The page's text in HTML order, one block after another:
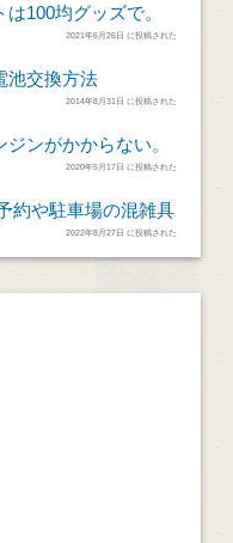
100均グッズで。
2021年6月26日 に投稿された
池交換方法
2014年8月31日 に投稿された
ンがかからない。
2020年5月17日 に投稿された
約や駐車場の混雑具
2022年8月27日 に投稿された